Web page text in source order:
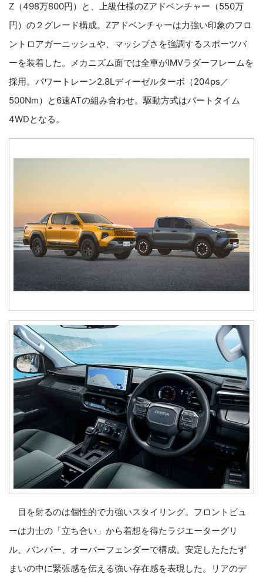
Z（498万800円）と、上級仕様のZアドベンチャー（550万
円）の２グレード構成。Zアドベンチャーは力強い印象のフロ
ントロアガーニッシュや、マッシブさを強調するスポーツバ
ーを装着した。メカニズム面では全車がIMVラダーフレームを
採用。パワートレーン2.8Lディーゼルターボ（204ps／
500Nm）と6速ATの組み合わせ。駆動方式はパートタイム
4WDとなる。
目を射るのは個性的で力強いスタイリング。フロントビュ
ーは力士の「立ち合い」から着想を得たラジエーターグリ
ル、バンパー、オーバーフェンダーで構成。安定したたたず
まいの中に緊張感を伝える強い存在感を表現した。リアのデ